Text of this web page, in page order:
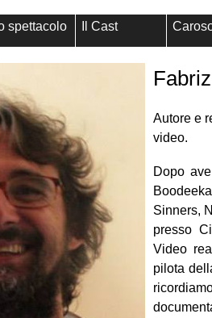
spettacolo Il Cast
Autore e
video.
Dopo
Sinners,
presso
Video
pilota